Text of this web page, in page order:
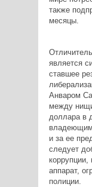
также
месяцы.
является
ставшее
Анваром
между
доллара в
владеющим
и за ее
следует
коррупции,
аппарат,
полиции.